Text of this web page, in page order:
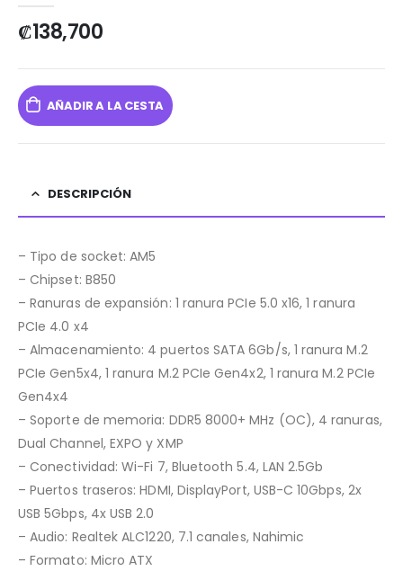
₡138,700
AÑADIR A LA CESTA
DESCRIPCIÓN
– Tipo de socket: AM5
– Chipset: B850
– Ranuras de expansión: 1 ranura PCIe 5.0 x16, 1 ranura
PCIe 4.0 x4
– Almacenamiento: 4 puertos SATA 6Gb/s, 1 ranura M.2
PCIe Gen5x4, 1 ranura M.2 PCIe Gen4x2, 1 ranura M.2 PCIe
Gen4x4
– Soporte de memoria: DDR5 8000+ MHz (OC), 4 ranuras,
Dual Channel, EXPO y XMP
– Conectividad: Wi-Fi 7, Bluetooth 5.4, LAN 2.5Gb
– Puertos traseros: HDMI, DisplayPort, USB-C 10Gbps, 2x
USB 5Gbps, 4x USB 2.0
– Audio: Realtek ALC1220, 7.1 canales, Nahimic
– Formato: Micro ATX